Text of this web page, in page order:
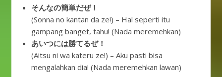
そんなの簡単だぜ！
(Sonna no kantan da ze!) – Hal seperti itu
gampang banget, tahu! (Nada meremehkan)
あいつには勝てるぜ！
(Aitsu ni wa kateru ze!) – Aku pasti bisa
mengalahkan dia! (Nada meremehkan lawan)